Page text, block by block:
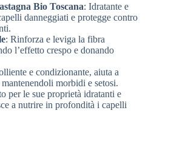
Bio Toscana: Idratante e
danneggiati e protegge contro
: Rinforza e leviga la fibra
l’effetto crespo e donando
e condizionante, aiuta a
morbidi e setosi.
per le sue proprietà idratanti e
a nutrire in profondità i capelli